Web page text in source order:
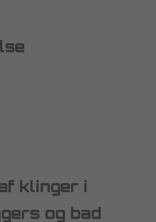
klinger i
og bad